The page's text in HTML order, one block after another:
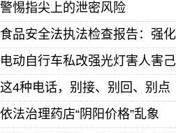
警惕指尖上的泄密风险
食品安全法执法检查报告：强
电动自行车私改强光灯害人害己
这4种电话，别接、别回、别点
依法治理药店“阴阳价格”乱象